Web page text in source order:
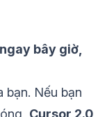
bây giờ,
Nếu bạn
Cursor 2.0